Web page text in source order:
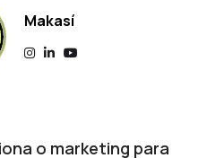
Makasí
o marketing para